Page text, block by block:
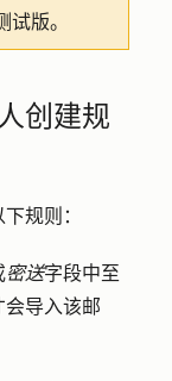
试版。
创建规
规则：
密送字段中至
会导入该邮